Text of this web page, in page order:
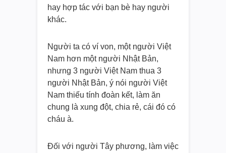
hay hợp tác với bạn bè hay người
khác.
Người ta có ví von, một người Việt
Nam hơn một người Nhật Bản,
nhưng 3 người Việt Nam thua 3
người Nhật Bản, ý nói người Việt
Nam thiếu tính đoàn kết, làm ăn
chung là xung đột, chia rẻ, cái đó có
cháu à.
Đối với người Tây phương, làm việc